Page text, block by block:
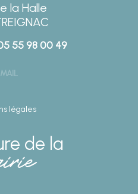
la Halle
55 98 00 49
légales
de la